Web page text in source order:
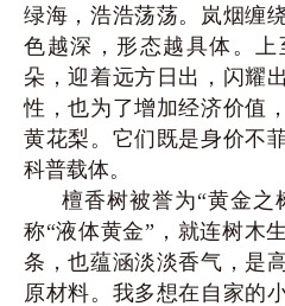
绿海，浩浩荡荡。岚烟缠
色越深，形态越具体。
朵，迎着远方日出，闪耀
性，也为了增加经济价值
黄花梨。它们既是身价不
科普载体。
檀香树被誉为“黄金之
称“液体黄金”，就连树木
条，也蕴涵淡淡香气，是
原材料。我多想在自家的